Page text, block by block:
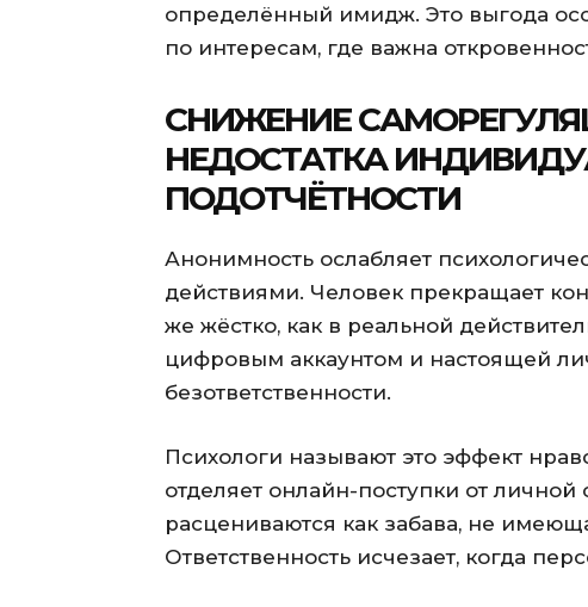
определённый имидж. Это выгода
по интересам, где важна
СНИЖЕНИЕ
НЕДОСТАТКА
ПОДОТЧЁТНОСТИ
Анонимность ослабляет
действиями. Человек прекращает
же жёстко, как в реальной
цифровым аккаунтом и настоящей
безответственности.
Психологи называют это эффект
отделяет онлайн-поступки от
расцениваются как забава, не
Ответственность исчезает, когда